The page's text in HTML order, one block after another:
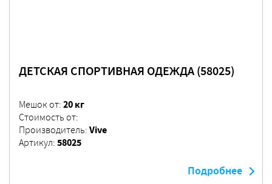
ДЕТСКАЯ СПОРТИВНАЯ ОДЕЖДА (58025)
Мешок от: 20 кг
Стоимость от:
Производитель: Vive
Артикул: 58025
Подробнее